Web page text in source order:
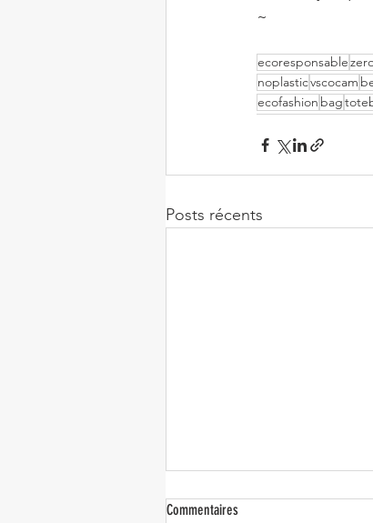
~⠀
ecoresponsable
noplasticvscocam
ecofashion bag
Posts récents
Commentaires